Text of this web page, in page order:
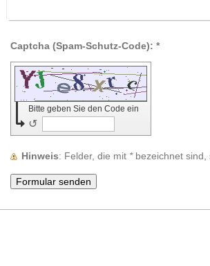
Captcha (Spam-Schutz-Code): *
Bitte geben Sie den Code ein
↺
Hinweis : Felder, die mit *bezeichnet sind,